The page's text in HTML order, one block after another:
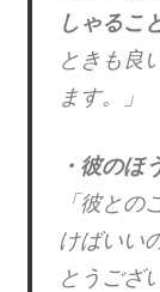
しゃるこ
ときも良
ます。」
・彼のほ
「彼との
けばいい
とうござ